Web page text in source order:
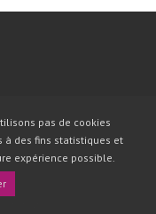
pas de cookies
à des fins statistiques et
expérience possible.